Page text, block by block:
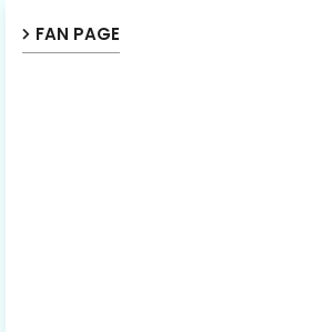
FAN PAGE